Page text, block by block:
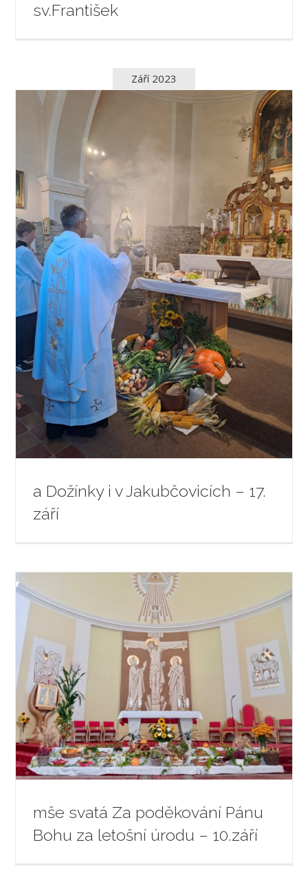
sv.František
Září 2023
a Dožínky i v Jakubčovicích – 17.
září
mše svatá Za poděkování Pánu
Bohu za letošní úrodu – 10.září